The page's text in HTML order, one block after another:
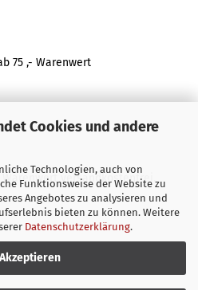
Cookies und andere
Technologien, auch von
Funktionsweise der Website zu
Angebotes zu analysieren und
bieten zu können. Weitere
Datenschutzerklärung.
75 ,- Warenwert
Warenwert versandkostenfrei.